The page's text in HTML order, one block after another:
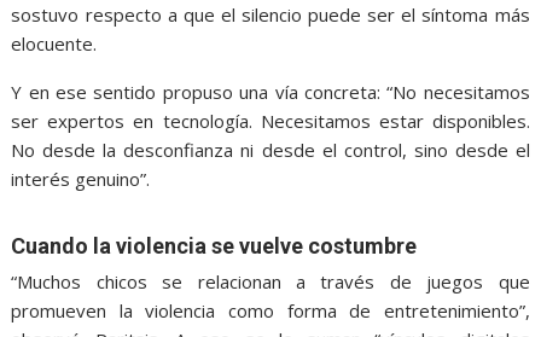
sostuvo respecto a que el silencio puede ser el síntoma más
elocuente.
Y en ese sentido propuso una vía concreta: “No necesitamos
ser expertos en tecnología. Necesitamos estar disponibles.
No desde la desconfianza ni desde el control, sino desde el
interés genuino”.
Cuando la violencia se vuelve costumbre
“Muchos chicos se relacionan a través de juegos que
promueven la violencia como forma de entretenimiento”,